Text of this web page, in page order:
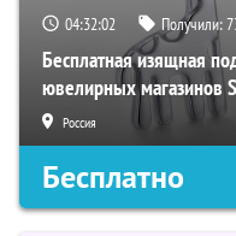
04:32:01 Получили:
Бесплатная изящная
ювелирных магазинов
Россия
Бесплатно